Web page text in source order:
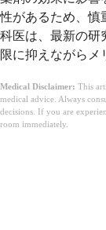
性があるため、慎
科医は、最新の研
限に抑えながらメ
Medical Disclaimer: This
medical advice. Always
decisions. If you are
room immediately.